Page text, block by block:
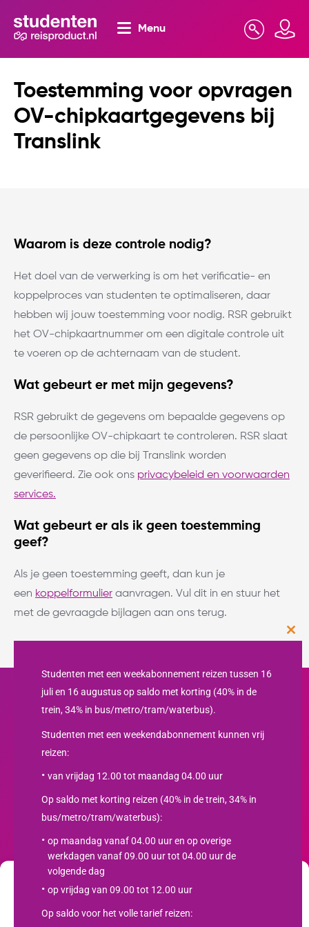
Wij gebruiken cookies om jouw gebruikservaring te optimaliseren en het
hoe je ze kunt beheren door op "Instellingen" te klikken. Als je akkoord
Menu
Toestemming voor opvragen
OV-chipkaartgegevens bij
Translink
Waarom is deze controle nodig?
Het doel van de verwerking is om het verificatie- en
koppelproces van studenten te optimaliseren, daar
hebben wij jouw toestemming voor nodig. RSR gebruikt
het OV-chipkaartnummer om een digitale controle uit
te voeren op de achternaam van de student.
Wat gebeurt er met mijn gegevens?
RSR gebruikt de gegevens om bepaalde gegevens op
de persoonlijke OV-chipkaart te controleren. RSR slaat
geen gegevens op die bij Translink worden
geverifieerd. Zie ook ons privacybeleid en voorwaarden
services.
Wat gebeurt er als ik geen toestemming
geef?
Als je geen toestemming geeft, dan kun je
een koppelformulier aanvragen. Vul dit in en stuur het
met de gevraagde bijlagen aan ons terug.
Nieuwsbrief
Studentenreisproduct.nl
Studenten met een weekabonnement reizen tussen 16
juli en 16 augustus op saldo met korting (40% in de
trein, 34% in bus/metro/tram/waterbus).
Studenten met een weekendabonnement kunnen vrij
reizen:
van vrijdag 12.00 tot maandag 04.00 uur
Op saldo met korting reizen (40% in de trein, 34% in
bus/metro/tram/waterbus):
op maandag vanaf 04.00 uur en op overige
werkdagen vanaf 09.00 uur tot 04.00 uur de
volgende dag
op vrijdag van 09.00 tot 12.00 uur
Op saldo voor het volle tarief reizen: